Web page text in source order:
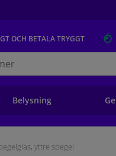
OCH BETALA TRYGGT
Belysning
yttre spegel